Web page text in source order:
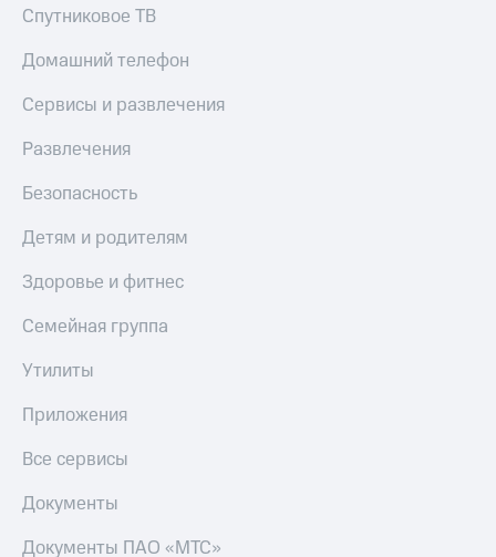
Планшеты
Акции
скидки
Все
Спутниковое ТВ
Домашний телефон
Сервисы и развлечения
Развлечения
Безопасность
Детям и родителям
Здоровье и фитнес
Семейная группа
Утилиты
Приложения
Все сервисы
Документы
Документы ПАО «МТС»